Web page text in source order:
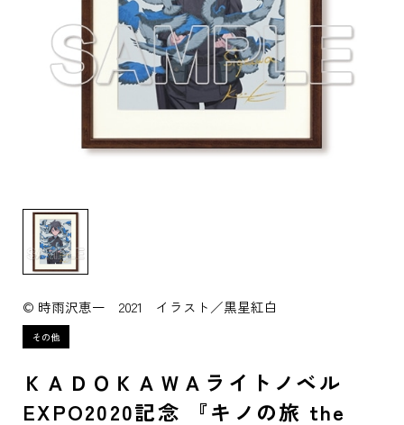
© 時雨沢恵一 2021 イラスト／黒星紅白
ＫＡＤＯＫＡＷＡライトノベル
EXPO2020記念 『キノの旅 the